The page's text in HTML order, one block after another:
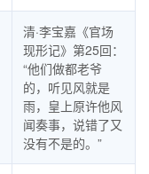
清·李宝嘉《官场
现形记》第25回：
“他们做都老爷
的，听见风就是
雨，皇上原许他风
闻奏事，说错了又
没有不是的。”